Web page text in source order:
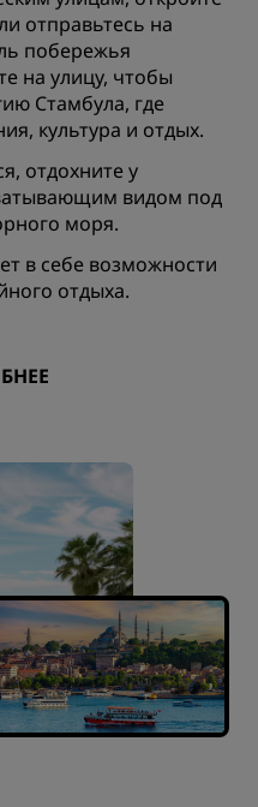
отправьтесь на
побережья
на улицу, чтобы
Стамбула, где
культура и отдых.
отдохните у
видом под
моря.
в себе возможности
отдыха.